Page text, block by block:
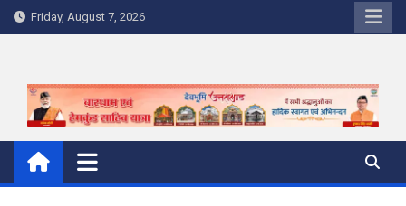
Skip
to
Friday, August 7, 2026